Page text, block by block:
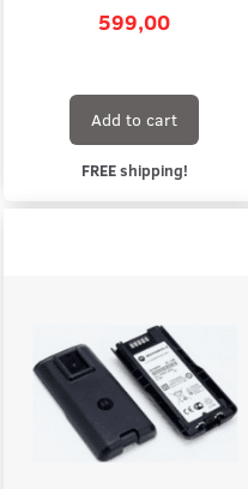
599,00
Add to cart
FREE shipping!